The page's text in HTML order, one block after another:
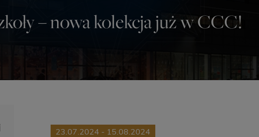
– nowa kolekcja już w CCC!
23.07.2024 - 15.08.2024